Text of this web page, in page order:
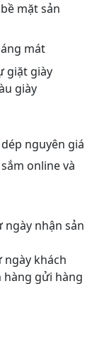
mặt sản
mát
giặt giày
giày
nguyên giá
online và
ngày nhận sản
ngày khách
hàng gửi hàng